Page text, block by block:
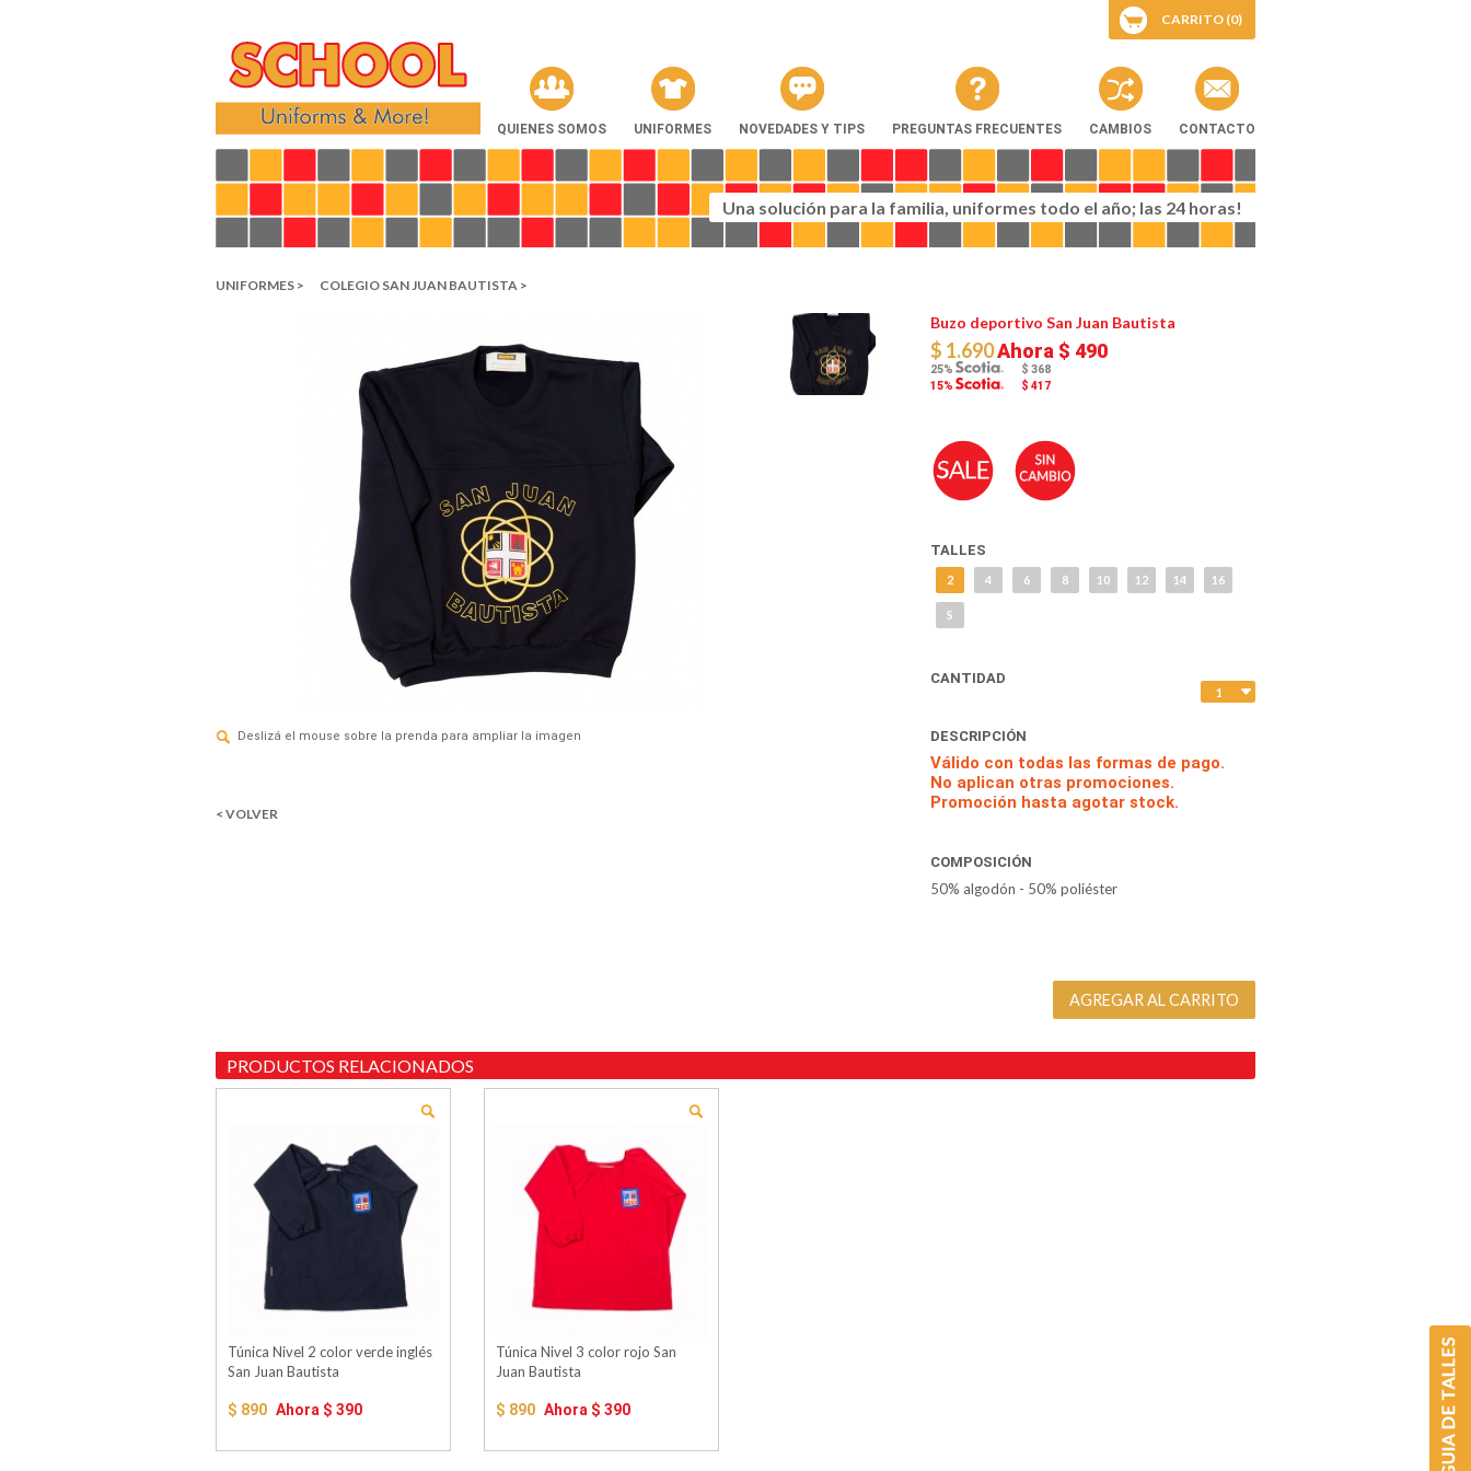
CARRITO (0)
QUIENES SOMOS UNIFORMES NOVEDADES Y TIPS PREGUNTAS FRECUENTES CAMBIOS CONTACTO
Una solución para la familia, uniformes todo el año; las 24 horas!
UNIFORMES > COLEGIO SAN JUAN BAUTISTA >
Deslizá el mouse sobre la prenda para ampliar la imagen
< VOLVER
Buzo deportivo San Juan Bautista
$ 1.690Ahora $ 490
25%
$ 368
15%
$ 417
TALLES
2 4 6 8 10 12 14 16
S
CANTIDAD
DESCRIPCIÓN
Válido con todas las formas de pago.
No aplican otras promociones.
Promoción hasta agotar stock.
COMPOSICIÓN
50% algodón - 50% poliéster
PRODUCTOS RELACIONADOS
Túnica Nivel 2 color verde inglés
San Juan Bautista
$ 890 Ahora $ 390
Túnica Nivel 3 color rojo San
Juan Bautista
$ 890 Ahora $ 390